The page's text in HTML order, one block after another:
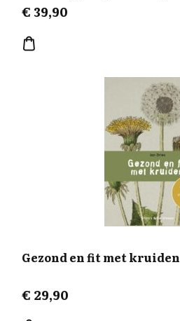
€39,90
Gezond en fit met kruiden
€ 29,90